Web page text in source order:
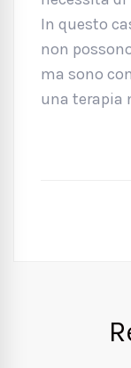
In questo
non
ma sono
una terapia